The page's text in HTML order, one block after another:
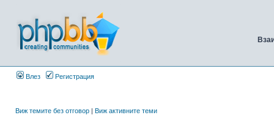
Влез Регистрация
Виж темите без отговор | Виж активните теми